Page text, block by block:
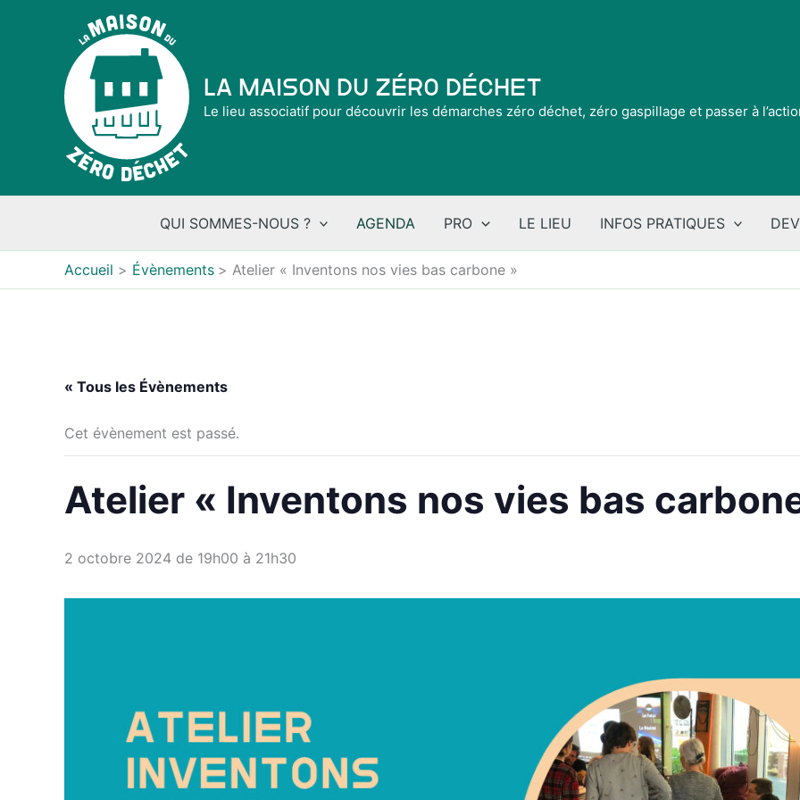
La Maison du Zéro Déchet
Le lieu associatif pour découvrir les démarches zéro déchet, zéro gaspillage et passer à
QUI SOMMES-NOUS ? AGENDA PRO LE LIEU INFOS PRATIQUES
Accueil Évènements Atelier « Inventons nos vies bas carbone »
« Tous les Évènements
Cet évènement est passé.
Atelier « Inventons nos vies bas
2 octobre 2024 de 19h00 à 21h30